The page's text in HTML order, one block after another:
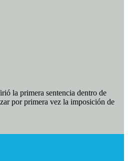
la primera sentencia dentro de
por primera vez la imposición de